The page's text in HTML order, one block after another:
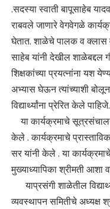
.सदस्या स्वाती बापूसाहेब
राबवले जाणारे वेगवेगळे
घेतात. शाळेचे पालक व क्लास
साहेब यांनी देखील शाळेबद्दल
शिक्षकांच्या प्रयत्नांना यश
अभ्यास घेऊन त्यांच्याशी
विद्यार्थ्यांना प्रेरित केले पाहिजे.
या कार्यक्रमाचे
केले . कार्यक्रमाचे
सर यांनी केले . या
मुख्याध्यापिका श्रीमती आशा
याप्रसंगी शाळेतील
व्यवस्थापन समितीचे अध्यक्ष